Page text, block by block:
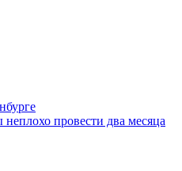
провести два месяца